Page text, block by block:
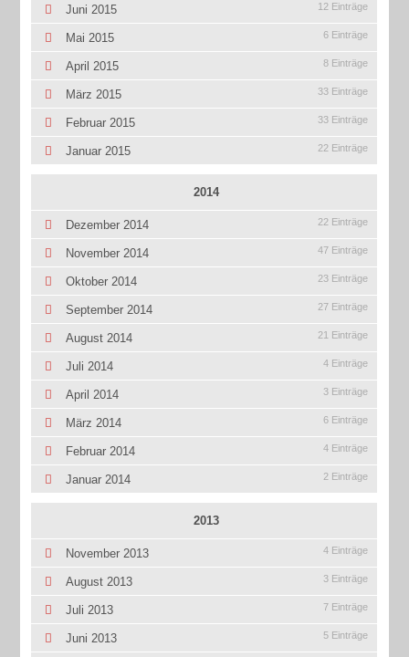
Juni 2015 12 Einträge
Mai 2015 6 Einträge
April 2015 8 Einträge
März 2015 33 Einträge
Februar 2015 33 Einträge
Januar 2015 22 Einträge
2014
Dezember 2014 22 Einträge
November 2014 47 Einträge
Oktober 2014 23 Einträge
September 2014 27 Einträge
August 2014 21 Einträge
Juli 2014 4 Einträge
April 2014 3 Einträge
März 2014 6 Einträge
Februar 2014 4 Einträge
Januar 2014 2 Einträge
2013
November 2013 4 Einträge
August 2013 3 Einträge
Juli 2013 7 Einträge
Juni 2013 5 Einträge